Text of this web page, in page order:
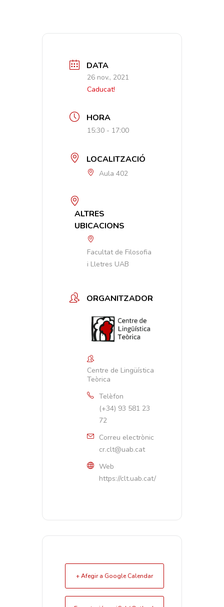
DATA
26 nov., 2021
Caducat!
HORA
15:30 - 17:00
LOCALITZACIÓ
Aula 402
ALTRES
UBICACIONS
Facultat de Filosofia
i Lletres UAB
ORGANITZADOR
Centre de Lingüística
Teòrica
Telèfon
(+34) 93 581 23
72
Correu electrònic
cr.clt@uab.cat
Web
https://clt.uab.cat/
+ Afegir a Google Calendar